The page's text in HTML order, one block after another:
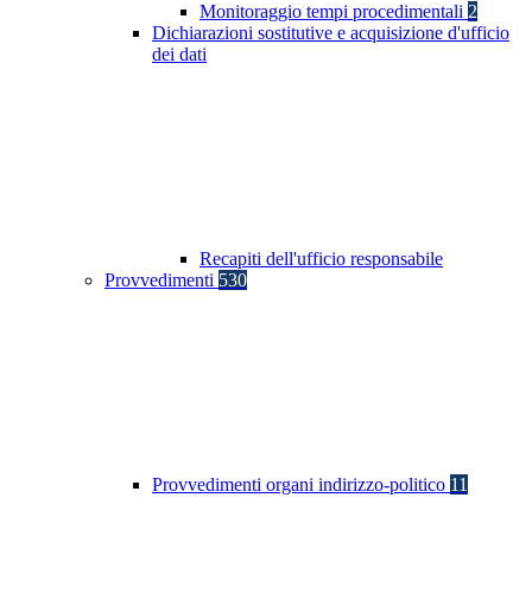
Monitoraggio tempi procedimentali 2
Dichiarazioni sostitutive e acquisizione d'ufficio
dei dati
Recapiti dell'ufficio responsabile
Provvedimenti 530
Provvedimenti organi indirizzo-politico 11